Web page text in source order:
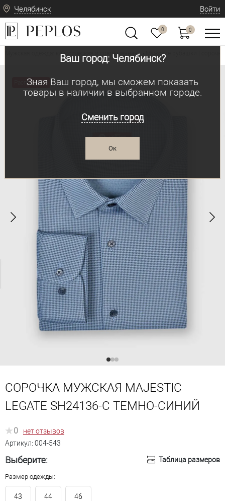
Челябинск
Ваш город: Челябинск?
Зная Ваш город, мы сможем показать
товары в наличии в выбранном городе.
Сменить город
Ок
Войти
0 0
Мужская одежда: классическая и современная Мужские рубашки | сорочки
Распродажа
СОРОЧКА МУЖСКАЯ MAJESTIC
LEGATE SH24136-C ТЕМНО-СИНИЙ
0
нет отзывов
Артикул: 004-543
Выберите: Таблица размеров
Размер одежды:
43 44 46